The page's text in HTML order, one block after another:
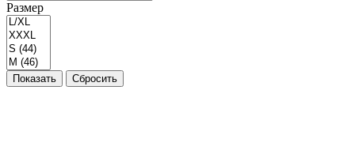
Размер
Показать Сбросить